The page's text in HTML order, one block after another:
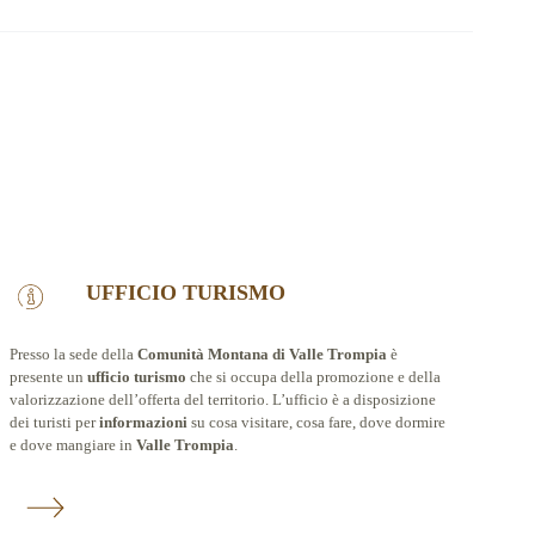
UFFICIO TURISMO
Presso la sede della Comunità Montana di Valle Trompiaè
presente un ufficio turismo che si occupa della promozione e della
valorizzazione dell’offerta del territorio. L’ufficio è a disposizione
dei turisti perinformazionisu cosa visitare, cosa fare, dove dormire
e dove mangiare in Valle Trompia.